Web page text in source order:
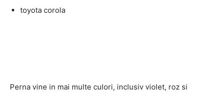
toyota corola
Perna vine in mai multe culori, inclusiv violet, roz si